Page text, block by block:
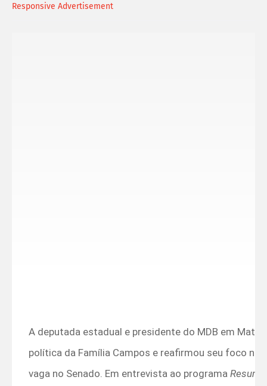
Responsive Advertisement
A deputada estadual e presidente do MDB em
política da Família Campos e reafirmou seu foco
vaga no Senado. Em entrevista ao programa